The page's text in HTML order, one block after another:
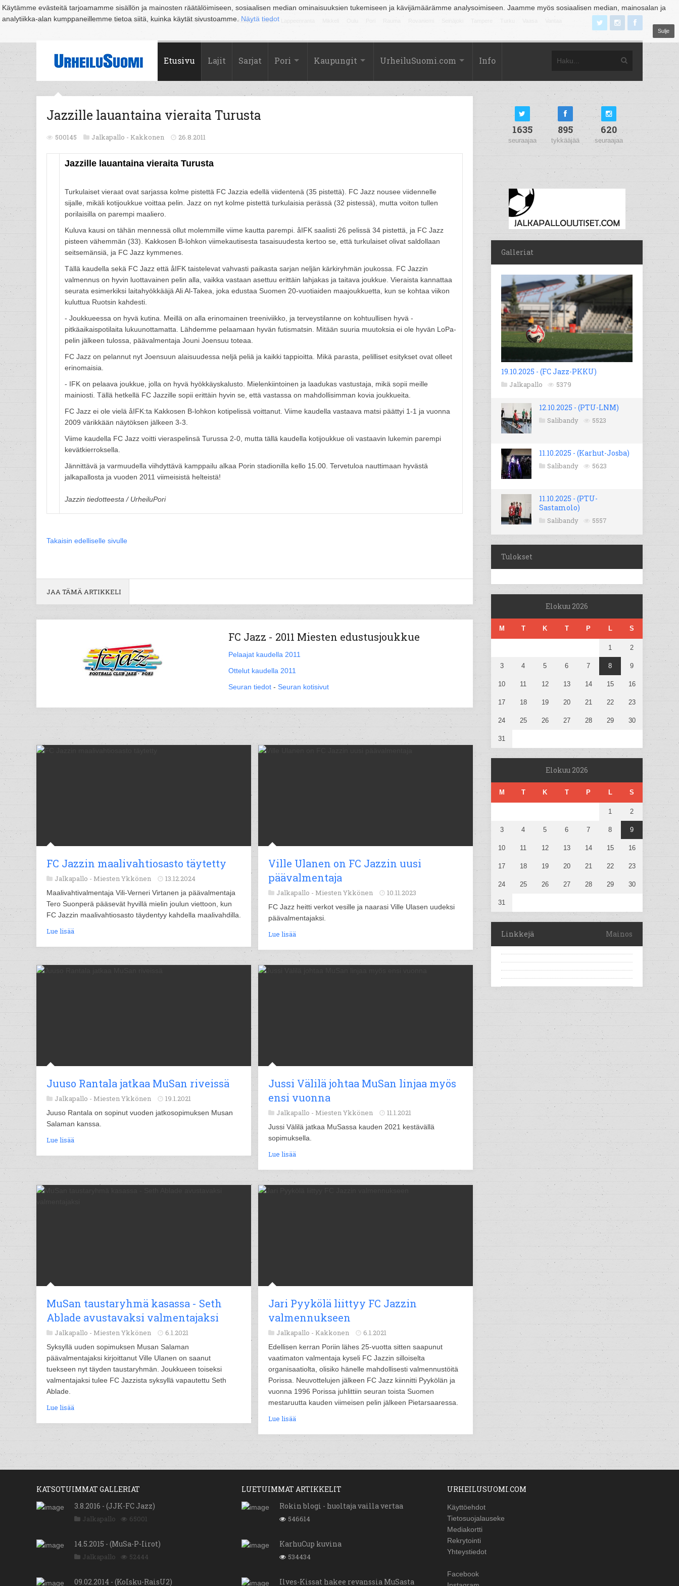
Käytämme evästeitä tarjoamamme sisällön ja mainosten räätälöimiseen, sosiaalisen median ominaisuuksien tukemiseen ja kävijämäärämme analysoimiseen. Jaamme myös sosiaalisen median, mainosalan ja
analytiikka-alan kumppaneillemme tietoa siitä, kuinka käytät sivustoamme. Näytä tiedot
Sulje
Suomi Espoo Helsinki Hämeenlinna Joensuu Jyväskylä Kouvola Kuopio Lahti
Etusivu Lajit Sarjat Pori Kaupungit UrheiluSuomi.com Info
Jazzille lauantaina vieraita Turusta
500145 Jalkapallo - Kakkonen 26.8.2011
Jazzille lauantaina vieraita Turusta
Turkulaiset vieraat ovat sarjassa kolme pistettä FC Jazzia edellä viidentenä (35 pistettä). FC Jazz nousee viidennelle
sijalle, mikäli kotijoukkue voittaa pelin. Jazz on nyt kolme pistettä turkulaisia perässä (32 pistessä), mutta voiton tullen
porilaisilla on parempi maaliero.
Kuluva kausi on tähän mennessä ollut molemmille viime kautta parempi. åIFK saalisti 26 pelissä 34 pistettä, ja FC Jazz
pisteen vähemmän (33). Kakkosen B-lohkon viimekautisesta tasaisuudesta kertoo se, että turkulaiset olivat saldollaan
seitsemänsiä, ja FC Jazz kymmenes.
Tällä kaudella sekä FC Jazz että åIFK taistelevat vahvasti paikasta sarjan neljän kärkiryhmän joukossa. FC Jazzin
valmennus on hyvin luottavainen pelin alla, vaikka vastaan asettuu erittäin lahjakas ja taitava joukkue. Vieraista kannattaa
seurata esimerkiksi laitahyökkääjä Ali Al-Takea, joka edustaa Suomen 20-vuotiaiden maajoukkuetta, kun se kohtaa viikon
kuluttua Ruotsin kahdesti.
- Joukkueessa on hyvä kutina. Meillä on alla erinomainen treeniviikko, ja terveystilanne on kohtuullisen hyvä -
pitkäaikaispotilaita lukuunottamatta. Lähdemme pelaamaan hyvän futismatsin. Mitään suuria muutoksia ei ole hyvän LoPa-
pelin jälkeen tulossa, päävalmentaja Jouni Joensuu toteaa.
FC Jazz on pelannut nyt Joensuun alaisuudessa neljä peliä ja kaikki tappioitta. Mikä parasta, pelilliset esitykset ovat olleet
erinomaisia.
- IFK on pelaava joukkue, jolla on hyvä hyökkäyskalusto. Mielenkiintoinen ja laadukas vastustaja, mikä sopii meille
mainiosti. Tällä hetkellä FC Jazzille sopii erittäin hyvin se, että vastassa on mahdollisimman kovia joukkueita.
FC Jazz ei ole vielä åIFK:ta Kakkosen B-lohkon kotipelissä voittanut. Viime kaudella vastaava matsi päättyi 1-1 ja vuonna
2009 värikkään näytöksen jälkeen 3-3.
Viime kaudella FC Jazz voitti vieraspelinsä Turussa 2-0, mutta tällä kaudella kotijoukkue oli vastaavin lukemin parempi
kevätkierroksella.
Jännittävä ja varmuudella viihdyttävä kamppailu alkaa Porin stadionilla kello 15.00. Tervetuloa nauttimaan hyvästä
jalkapallosta ja vuoden 2011 viimeisistä helteistä!
Jazzin tiedotteesta / UrheiluPori
Takaisin edelliselle sivulle
JAA TÄMÄ ARTIKKELI
FC Jazz - 2011 Miesten edustusjoukkue
Pelaajat kaudella 2011
Ottelut kaudella 2011
Seuran tiedot - Seuran kotisivut
FC Jazzin maalivahtiosasto täytetty
Jalkapallo - Miesten Ykkönen 13.12.2024
Maalivahtivalmentaja Vili-Verneri Virtanen ja päävalmentaja
Tero Suonperä pääsevät hyvillä mielin joulun viettoon, kun
FC Jazzin maalivahtiosasto täydentyy kahdella maalivahdilla.
Lue lisää
Ville Ulanen on FC Jazzin uusi
päävalmentaja
Jalkapallo - Miesten Ykkönen 10.11.2023
FC Jazz heitti verkot vesille ja naarasi Ville Ulasen uudeksi
päävalmentajaksi.
Lue lisää
Juuso Rantala jatkaa MuSan riveissä
Jalkapallo - Miesten Ykkönen 19.1.2021
Juuso Rantala on sopinut vuoden jatkosopimuksen Musan
Salaman kanssa.
Lue lisää
Jussi Välilä johtaa MuSan linjaa myös
ensi vuonna
Jalkapallo - Miesten Ykkönen 11.1.2021
Jussi Välilä jatkaa MuSassa kauden 2021 kestävällä
sopimuksella.
Lue lisää
MuSan taustaryhmä kasassa - Seth
Ablade avustavaksi valmentajaksi
Jalkapallo - Miesten Ykkönen 6.1.2021
Syksyllä uuden sopimuksen Musan Salaman
päävalmentajaksi kirjoittanut Ville Ulanen on saanut
tuekseen nyt täyden taustaryhmän. Joukkueen toiseksi
valmentajaksi tulee FC Jazzista syksyllä vapautettu Seth
Ablade.
Lue lisää
Jari Pyykölä liittyy FC Jazzin
valmennukseen
Jalkapallo - Kakkonen 6.1.2021
Edellisen kerran Poriin lähes 25-vuotta sitten saapunut
vaatimaton valmentaja kyseli FC Jazzin silloiselta
organisaatiolta, olisiko hänelle mahdollisesti valmennustöitä
Porissa. Neuvottelujen jälkeen FC Jazz kiinnitti Pyykölän ja
vuonna 1996 Porissa juhlittiin seuran toista Suomen
mestaruutta kauden viimeisen pelin jälkeen Pietarsaaressa.
Lue lisää
1635
seuraajaa
895
tykkääjää
620
seuraajaa
Galleriat
19.10.2025 - (FC Jazz-PKKU)
Jalkapallo 5379
12.10.2025 - (PTU-LNM)
Salibandy 5523
11.10.2025 - (Karhut-Josba)
Salibandy 5623
11.10.2025 - (PTU-
Sastamolo)
Salibandy 5557
Tulokset
Elokuu 2026
M T K T P L S
1 2
3 4 5 6 7 8 9
10 11 12 13 14 15 16
17 18 19 20 21 22 23
24 25 26 27 28 29 30
31
Elokuu 2026
M T K T P L S
1 2
3 4 5 6 7 8 9
10 11 12 13 14 15 16
17 18 19 20 21 22 23
24 25 26 27 28 29 30
31
Linkkejä Mainos
KATSOTUIMMAT GALLERIAT
3.8.2016 - (JJK-FC Jazz)
Jalkapallo 65001
14.5.2015 - (MuSa-P-Iirot)
Jalkapallo 52444
09.02.2014 - (KoIsku-RaisU2)
LUETUIMMAT ARTIKKELIT
Rokin blogi - huoltaja vailla vertaa
546614
KarhuCup kuvina
534434
Ilves-Kissat hakee revanssia MuSasta
URHEILUSUOMI.COM
Käyttöehdot
Tietosuojalauseke
Mediakortti
Rekrytointi
Yhteystiedot
Facebook